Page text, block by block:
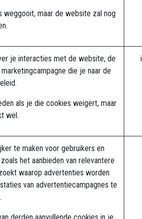
weggooit, maar de website zal nog
je interacties met de website, de
die je naar de
als je die cookies weigert, maar
wel.
te maken voor gebruikers en
het aanbieden van relevantere
waarop advertenties worden
van advertentiecampagnes te